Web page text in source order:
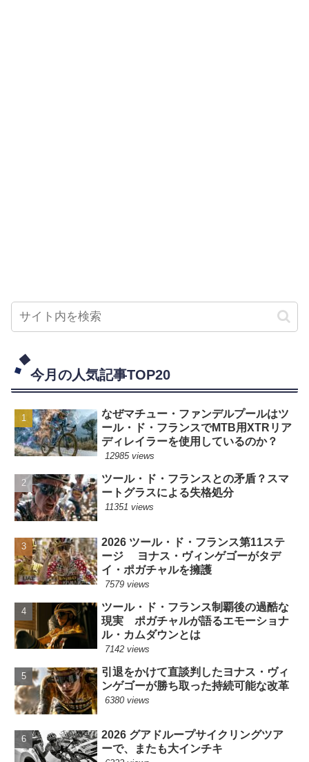
今月の人気記事TOP20
なぜマチュー・ファンデルプールはツ
ール・ド・フランスでMTB用XTRリア
ディレイラーを使用しているのか？
12985 views
ツール・ド・フランスとの矛盾？スマ
ートグラスによる失格処分
11351 views
2026 ツール・ド・フランス第11ステ
ージ ヨナス・ヴィンゲゴーがタデ
イ・ポガチャルを擁護
7579 views
ツール・ド・フランス制覇後の過酷な
現実 ポガチャルが語るエモーショナ
ル・カムダウンとは
7142 views
引退をかけて直談判したヨナス・ヴィ
ンゲゴーが勝ち取った持続可能な改革
6380 views
2026 グアドループサイクリングツア
ーで、またも大インチキ